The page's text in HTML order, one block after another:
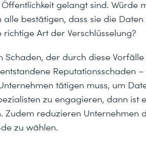
gelangt sind. Würde
bestätigen, dass sie die
Art der Verschlüsselung?
Schaden, der durch diese
Reputationsschaden –
tätigen muss, um
zu engagieren, dann ist
Zudem reduzieren Unternehmen
zu wählen.